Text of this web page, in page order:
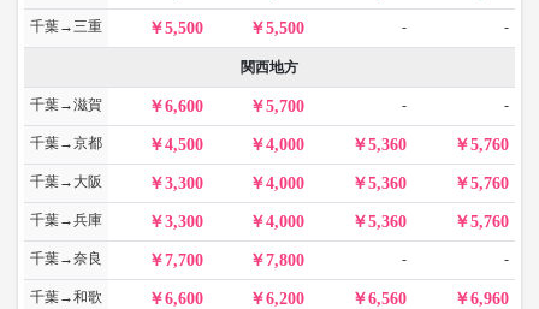
千葉→三重 5,500 5,500 - -
関西地方
千葉→滋賀 6,600 5,700 - -
千葉→京都 4,500 4,000 5,360 5,760
千葉→大阪 3,300 4,000 5,360 5,760
千葉→兵庫 3,300 4,000 5,360 5,760
千葉→奈良 7,700 7,800 - -
千葉→和歌
6,600 6,200 6,560 6,960